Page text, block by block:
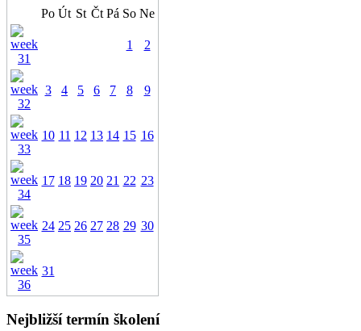
Po Út St Čt Pá So Ne
1 2
3 4 5 6 7 8 9
10 11 12 13 14 15 16
17 18 19 20 21 22 23
24 25 26 27 28 29 30
31
Nejbližší termín školení